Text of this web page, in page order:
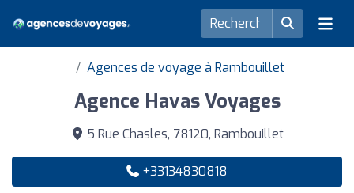
Agences de voyage à Rambouillet
Agence Havas Voyages
5 Rue Chasles, 78120, Rambouillet
+33134830818